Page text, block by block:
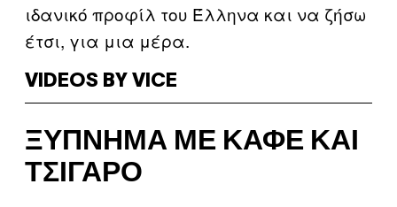
ιδανικό προφίλ του Έλληνα και να ζήσω
έτσι, για μια μέρα.
VIDEOS BY VICE
ΞΎΠΝΗΜΑ ΜΕ ΚΑΦΈ ΚΑΙ
ΤΣΙΓΆΡΟ